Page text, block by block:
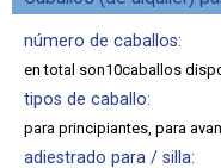
número de caballos:
en total son10caballos
tipos de caballo:
para principiantes, para
adiestrado para / silla: